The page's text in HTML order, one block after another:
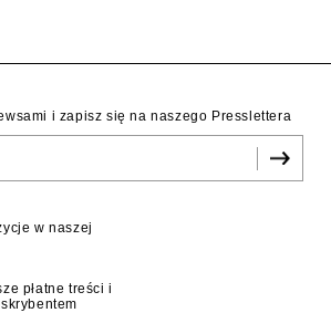
i zapisz się na naszego Presslettera
w naszej
płatne treści i